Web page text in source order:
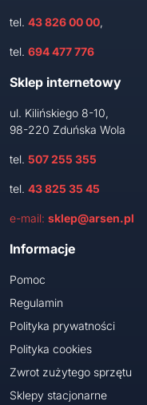
tel. 43 826 00 00,
tel. 694 477 776
Sklep internetowy
ul. Kilińskiego 8-10,
98-220 Zduńska Wola
tel. 507 255 355
tel. 43 825 35 45
e-mail: sklep@arsen.pl
Informacje
Pomoc
Regulamin
Polityka prywatności
Polityka cookies
Zwrot zużytego sprzętu
Sklepy stacjonarne